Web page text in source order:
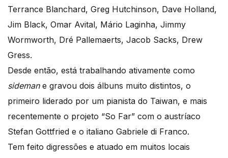
Terrance Blanchard, Greg Hutchinson, Dave Holland,
Jim Black, Omar Avital, Mário Laginha, Jimmy
Wormworth, Dré Pallemaerts, Jacob Sacks, Drew
Gress.
Desde então, está trabalhando ativamente como
sidemane gravou dois álbuns muito distintos, o
primeiro liderado por um pianista do Taiwan, e mais
recentemente o projeto “So Far” com o austríaco
Stefan Gottfried e o italiano Gabriele di Franco.
Tem feito digressões e atuado em muitos locais